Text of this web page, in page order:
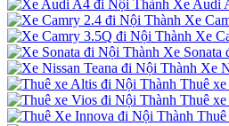
Xe Audi
Xe
Xe
Xe Sonata
Xe
Thuê
Thuê